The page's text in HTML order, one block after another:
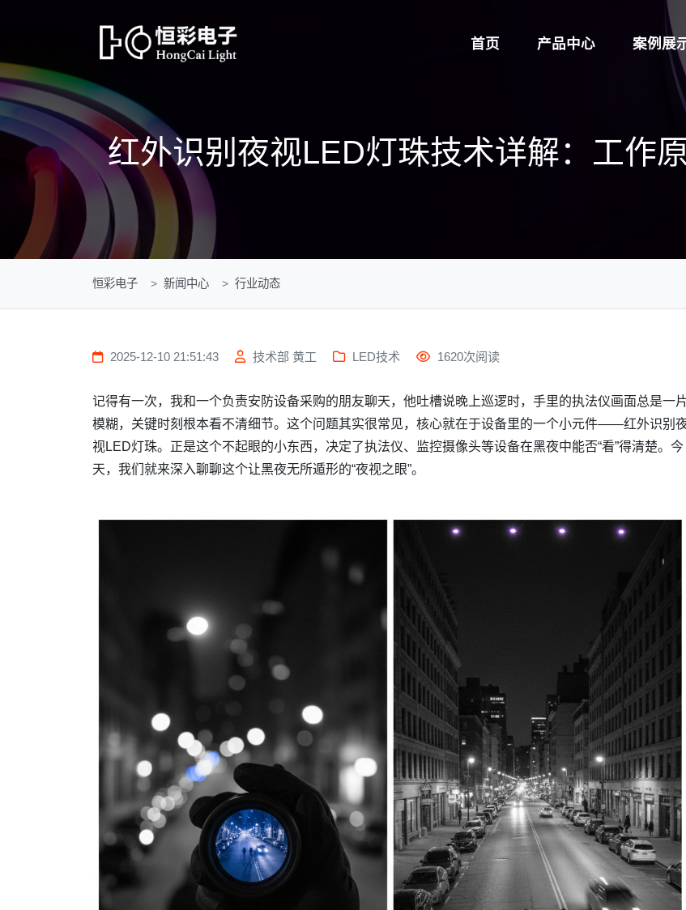
首页 产品中心 案例展
红外识别夜视LED灯珠技术详解：工作
恒彩电子 新闻中心 行业动态
2025-12-10 21:51:43 技术部 黄工 LED技术 1620次阅读
记得有一次，我和一个负责安防设备采购的朋友聊天，他吐槽说晚上巡逻时，手里的执法仪画面总是一
模糊，关键时刻根本看不清细节。这个问题其实很常见，核心就在于设备里的一个小元件——红外识别
视LED灯珠。正是这个不起眼的小东西，决定了执法仪、监控摄像头等设备在黑夜中能否“看”得清楚。今
天，我们就来深入聊聊这个让黑夜无所遁形的“夜视之眼”。